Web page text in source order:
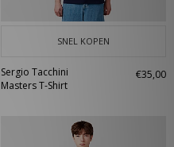
SNEL KOPEN
Sergio Tacchini
Masters T-Shirt
€35,00